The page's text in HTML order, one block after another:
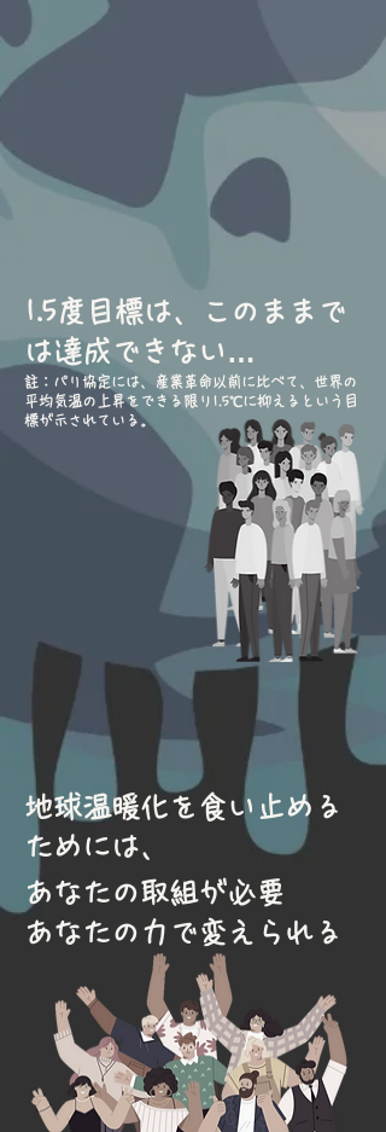
1.5度目標は、
このままで
は達成できない…
註：パリ協定には、産業革命以前に比べて、世界の
平均気温の上昇をできる限り1.5℃に抑えるという目
標が示されている。
地球温暖化を食い止める
ためには、
あなたの取組が必要
あなたの力で変えられる